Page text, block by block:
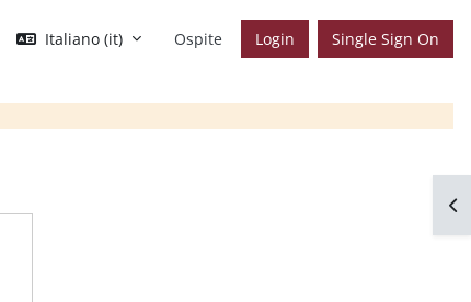
Italiano ‎(it)‎ Ospite Login Single Sign On